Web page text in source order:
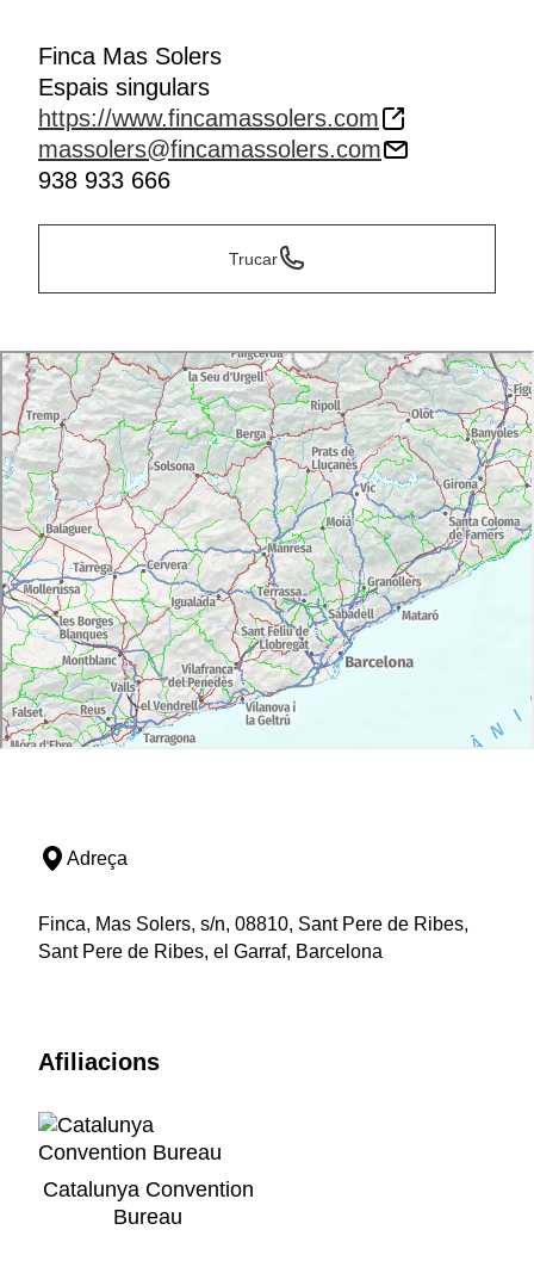
Finca Mas Solers
Espais singulars
https://www.fincamassolers.com
massolers@fincamassolers.com
938 933 666
Trucar
Adreça
Finca, Mas Solers, s/n, 08810, Sant Pere de Ribes,
Sant Pere de Ribes, el Garraf, Barcelona
Afiliacions
Catalunya Convention
Bureau